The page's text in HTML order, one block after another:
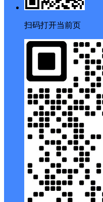
扫码打开当前页